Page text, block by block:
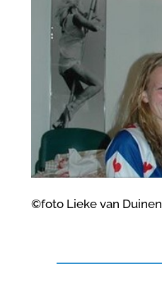
©foto Lieke van Duinen